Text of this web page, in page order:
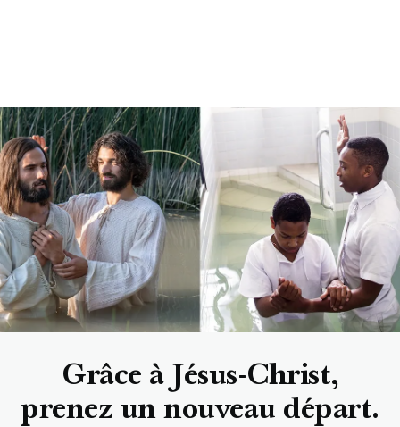
Grâce à Jésus-Christ,
prenez un nouveau départ.